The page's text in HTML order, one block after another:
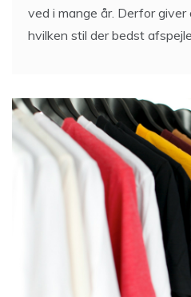
ved i mange år. Derfor
hvilken stil der bedst